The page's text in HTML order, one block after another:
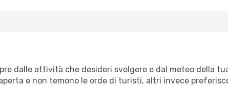
dalle attività che desideri svolgere e dal meteo della
e non temono le orde di turisti, altri invece